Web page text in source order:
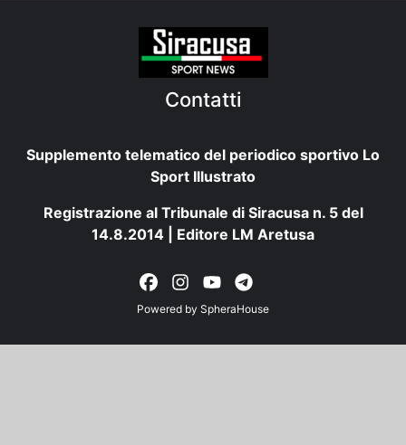
Contatti
Supplemento telematico del periodico sportivo Lo
Sport Illustrato
Registrazione al Tribunale di Siracusa n. 5 del
14.8.2014 | Editore LM Aretusa
Powered by SpheraHouse